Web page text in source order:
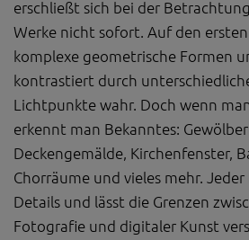
Diese Website nutzt Matomo Analytics für die
ausschließlich auf unseren eigenen Servern
Übertragung an Dritte erfolgt nicht. Wir
wird und nicht mehr Ihrem Besuch auf unserer
werden kann.
YouTube / Vimeo
Videos werden über die Plattformen YouTube
Wir nutzen YouTube im erweiterten
bewirkt laut YouTube, dass YouTube keine
Besucher auf dieser Website speichert,
ansehen.
erschließt sich bei der
Werke nicht sofort. Auf den
komplexe geometrische Formen
kontrastiert durch
Lichtpunkte wahr. Doch wenn
erkennt man Bekanntes:
Deckengemälde, Kirchenfenster,
Chorräume und vieles mehr.
Details und lässt die Grenzen
Fotografie und digitaler Kunst